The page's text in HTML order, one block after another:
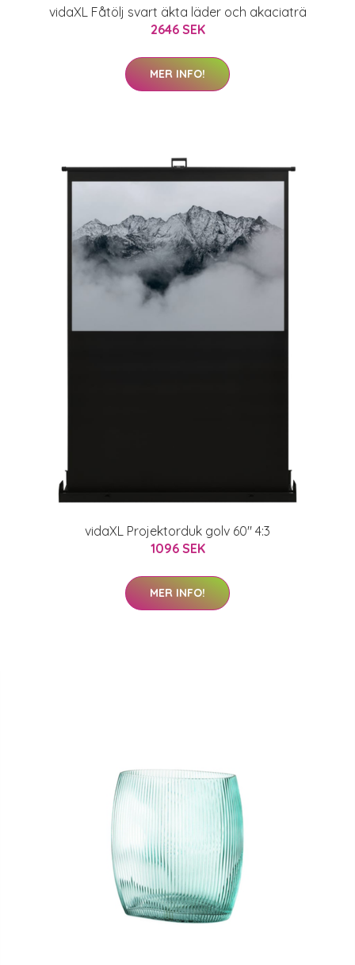
vidaXL Fåtölj svart äkta läder och akaciaträ
2646 SEK
MER INFO!
vidaXL Projektorduk golv 60" 4:3
1096 SEK
MER INFO!